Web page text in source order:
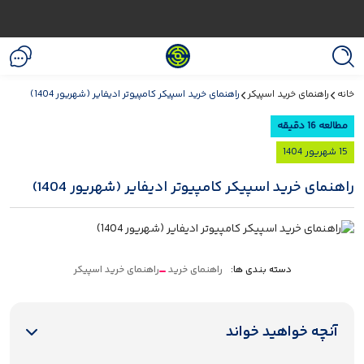
اسپیکر راهنمای خرید اسپیکر کامپیوتر ادیفایر (شهریور 1404)
اسپیکر کامپیوتر ادیفایر (شهریور 1404)
راهنمای خرید راهنمای خرید اسپیکر
خواند